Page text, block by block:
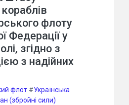
флоту
Федерації у
згідно з
з надійних
флот #Українська
(збройні сили)